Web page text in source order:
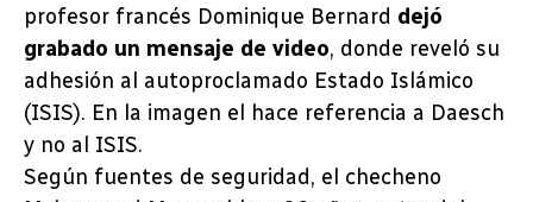
profesor francés Dominique Bernard dejó
grabado un mensaje de video, donde reveló su
adhesión al autoproclamado Estado Islámico
(ISIS). En la imagen el hace referencia a Daesch
y no al ISIS.
Según fuentes de seguridad, el checheno